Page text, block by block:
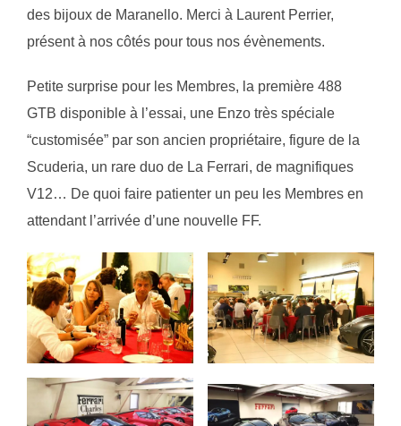
des bijoux de Maranello. Merci à Laurent Perrier,
présent à nos côtés pour tous nos évènements.
Petite surprise pour les Membres, la première 488
GTB disponible à l’essai, une Enzo très spéciale
“customisée” par son ancien propriétaire, figure de la
Scuderia, un rare duo de La Ferrari, de magnifiques
V12… De quoi faire patienter un peu les Membres en
attendant l’arrivée d’une nouvelle FF.